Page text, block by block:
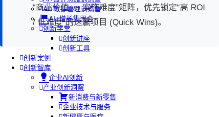
AI+敏捷管理训练营
AI+增长集思会
创新学堂
创新讲座
创新工具
创新案例
创新智库
企业AI创新
产业创新洞察
新消费与新零售
企业技术与服务
“商业价值 vs 实施难度”矩阵，优先锁定“高 ROI
/ 低难度”的速赢项目 (Quick Wins)。